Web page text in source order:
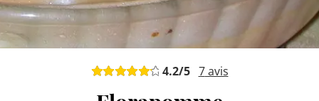
4.2/5 7avis